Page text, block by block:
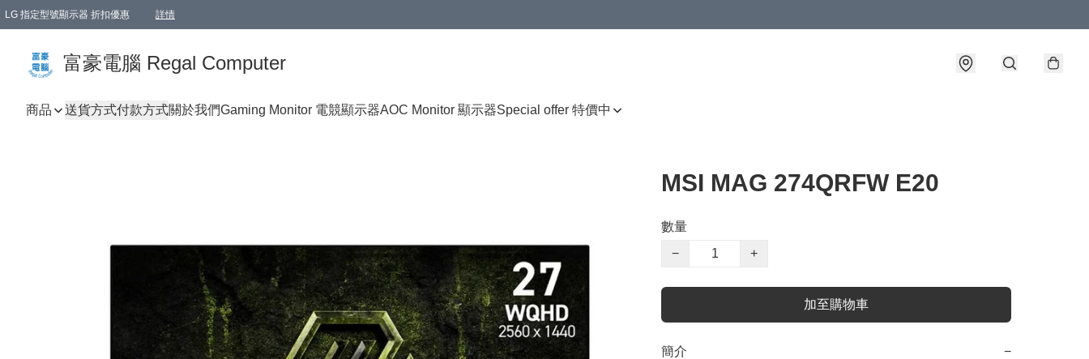
LG 指定型號顯示器 折扣優惠 詳情
富豪電腦 Regal Computer
商品 送貨方式付款方式關於我們Gaming Monitor 電競顯示器AOC Monitor 顯示器Special offer 特價中
MSI MAG 274QRFW E20
數量
−
+
加至購物車
簡介 −